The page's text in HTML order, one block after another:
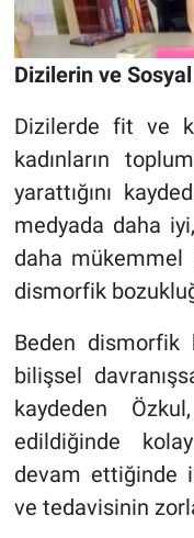
Dizilerin ve
Dizilerde fit ve
kadınların
yarattığını
medyada daha
daha mükemmel
dismorfik
Beden dismorfik
bilişsel
kaydeden
edildiğinde
devam ettiğinde
ve tedavisinin